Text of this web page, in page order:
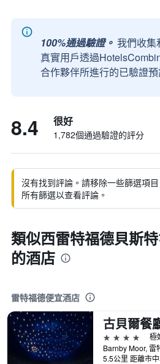
100%通過驗證。 我們收集
真實用戶透過
合作夥伴所進行的已驗證預
8.4 很好
1,782個通過驗證的評分
沒有找到評論。請移除一些篩選項
所有篩選以查看評論。
類似西雷特福德貝斯
的酒店
雷特福德便宜酒店
4星級
極
Barnby Moor, 雷
5.5公里 距離市